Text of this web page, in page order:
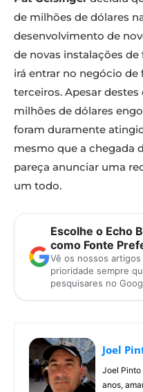
de milhões de dólares
desenvolvimento de
de novas instalações
irá entrar no negócio
terceiros. Apesar
milhões de dólares
foram duramente
mesmo que a chegada
pareça anunciar uma
um todo.
Escolhe o Echo
como Fonte
Vê os nossos artigos
prioridade sempre
pesquisares no
Joel
Joel Pinto
anos,